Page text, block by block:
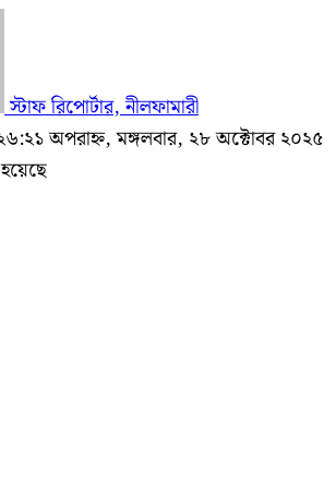
স্টাফ রিপোর্টার, নীলফামারী
অপরাহ্ন, মঙ্গলবার, ২৮ অক্টোবর ২০২৫